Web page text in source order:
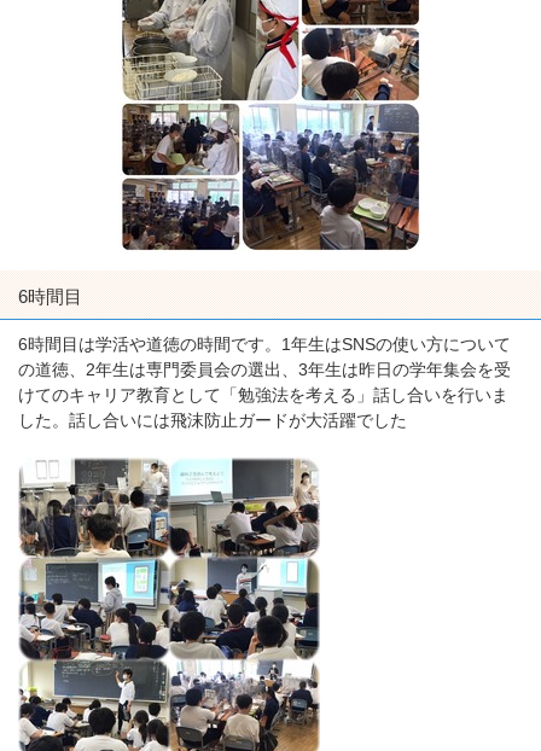
6時間目
6時間目は学活や道徳の時間です。1年生はSNSの使い方について
の道徳、2年生は専門委員会の選出、3年生は昨日の学年集会を受
けてのキャリア教育として「勉強法を考える」話し合いを行いま
した。話し合いには飛沫防止ガードが大活躍でした